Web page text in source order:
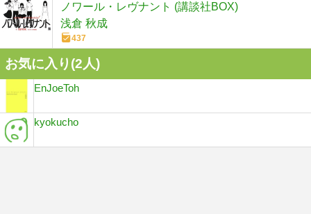
ノワール・レヴナント (講談社BOX)
浅倉 秋成
437
お気に入り(2人)
EnJoeToh
kyokucho